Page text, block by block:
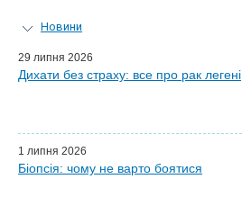
Новини
Персональний гід
Майстер-класи для лікарів
Партнери LISOD
29 липня 2026
Дихати без страху: все про рак легені
1 липня 2026
Біопсія: чому не варто боятися